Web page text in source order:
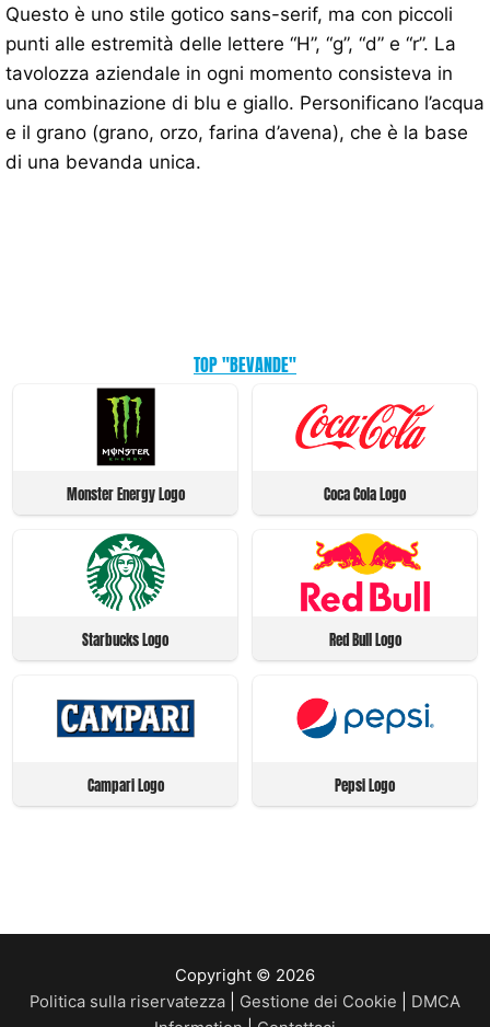
Questo è uno stile gotico sans-serif, ma con piccoli
punti alle estremità delle lettere “H”, “g”, “d” e “r”. La
tavolozza aziendale in ogni momento consisteva in
una combinazione di blu e giallo. Personificano l’acqua
e il grano (grano, orzo, farina d’avena), che è la base
di una bevanda unica.
TOP "BEVANDE"
Monster Energy Logo Coca Cola Logo
Starbucks Logo Red Bull Logo
Campari Logo Pepsi Logo
Copyright © 2026
Politica sulla riservatezza
Gestione dei Cookie
DMCA